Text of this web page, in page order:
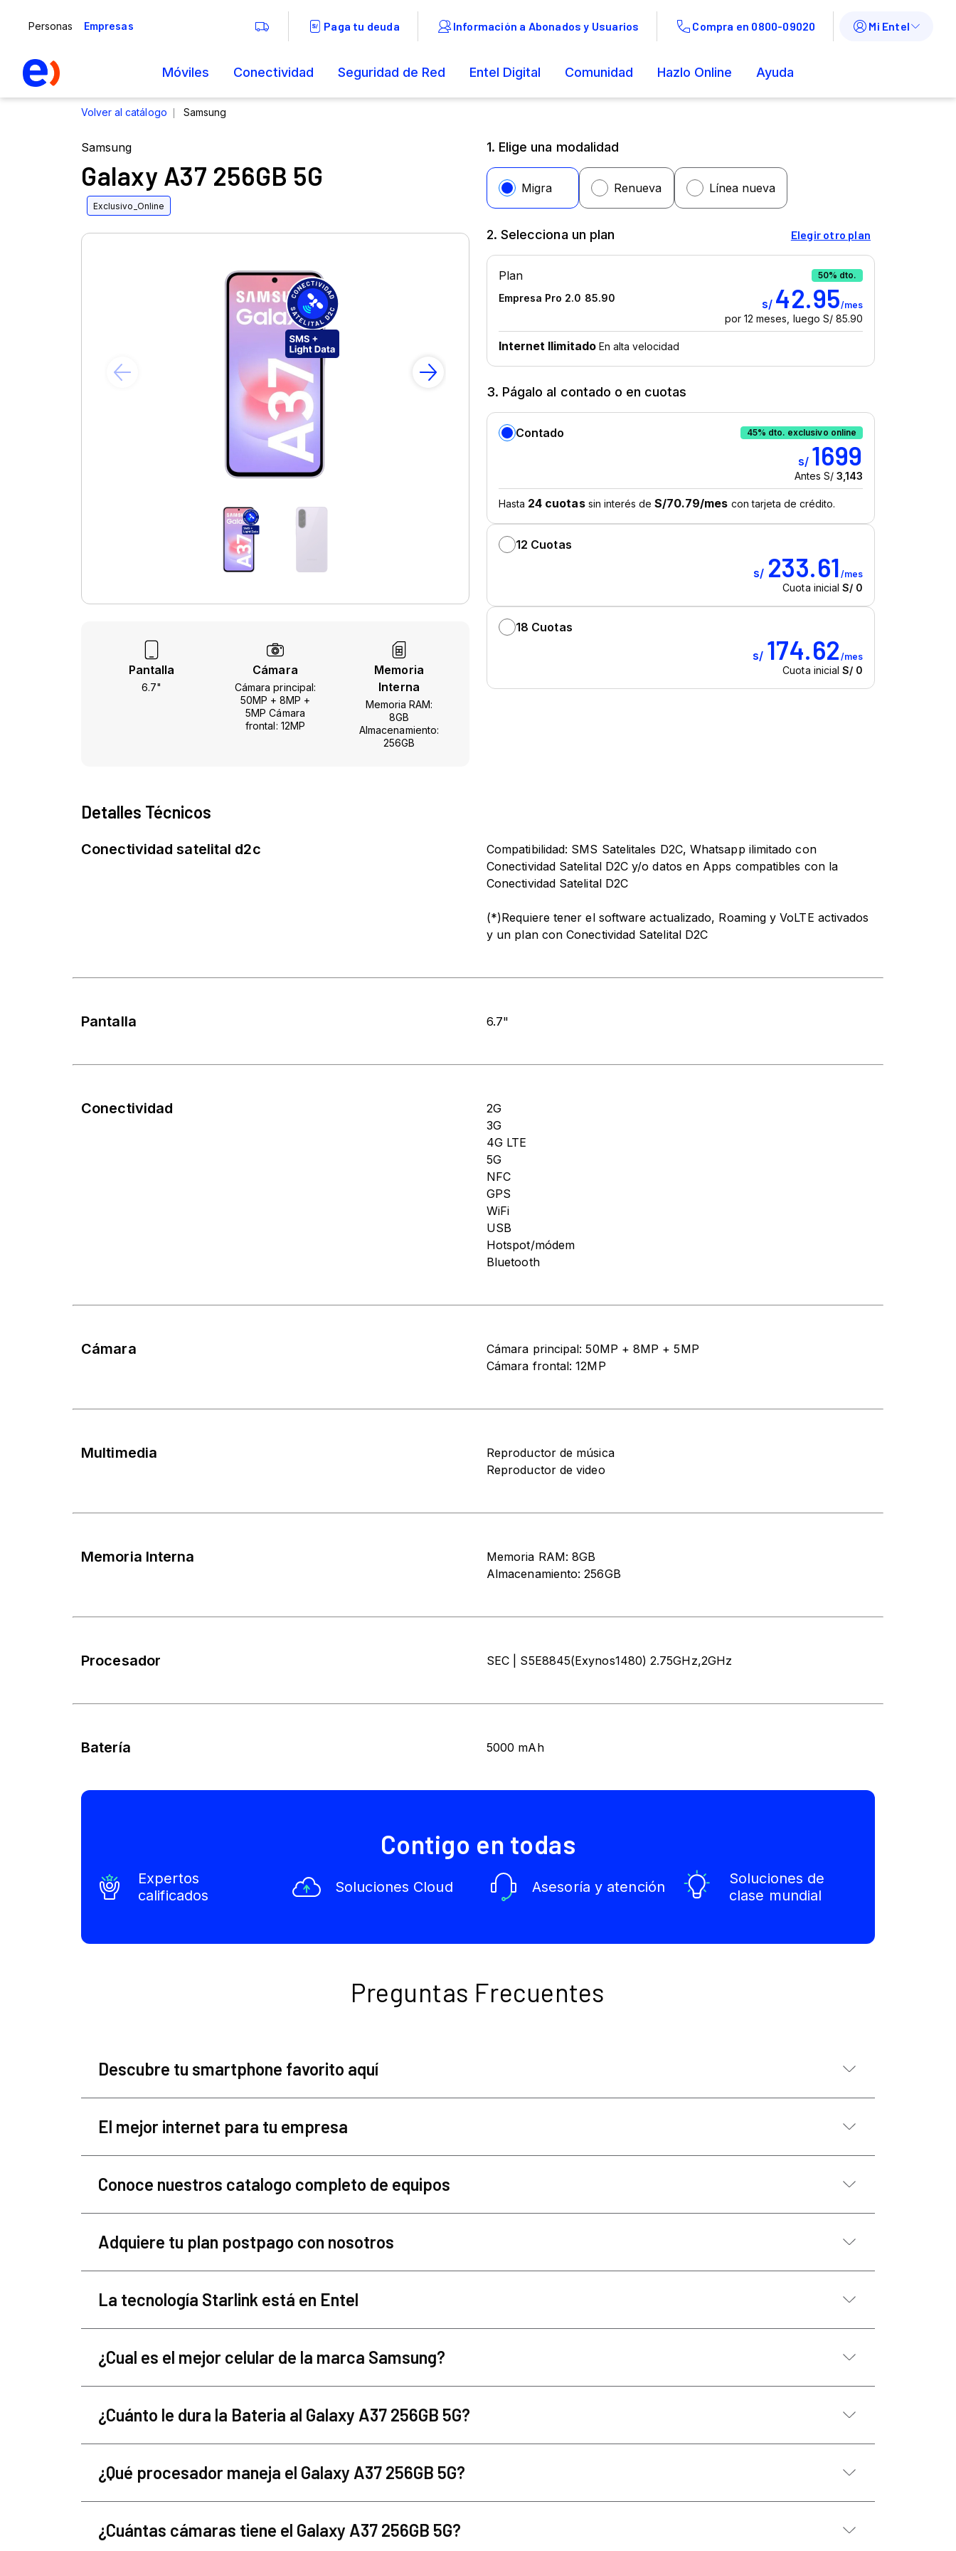
Samsung
Galaxy A37 256GB 5G
Pantalla
6.7"
Cámara
Cámara principal:
50MP + 8MP +
5MP Cámara
frontal: 12MP
Memoria
Interna
Memoria RAM:
8GB
Almacenamiento:
256GB
1. Elige una modalidad
2. Selecciona un plan
3. Págalo al contado o en cuotas
Detalles Técnicos
Conectividad satelital d2c
Compatibilidad: SMS Satelitales D2C, Whatsapp ilimitado con
Conectividad Satelital D2C y/o datos en Apps compatibles con la
Conectividad Satelital D2C
(*)Requiere tener el software actualizado, Roaming y VoLTE activados
y un plan con Conectividad Satelital D2C
Pantalla 6.7"
Conectividad
2G
3G
4G LTE
5G
NFC
GPS
WiFi
USB
Hotspot/módem
Bluetooth
Cámara
Cámara principal: 50MP + 8MP + 5MP
Cámara frontal: 12MP
Multimedia
Reproductor de música
Reproductor de video
Memoria Interna
Memoria RAM: 8GB
Almacenamiento: 256GB
Procesador SEC | S5E8845(Exynos1480) 2.75GHz,2GHz
Batería 5000 mAh
Contigo en todas
Expertos
calificados
Soluciones Cloud Asesoría y atención
Soluciones de
clase mundial
Preguntas Frecuentes
Descubre tu smartphone favorito aquí
El mejor internet para tu empresa
Conoce nuestros catalogo completo de equipos
Adquiere tu plan postpago con nosotros
La tecnología Starlink está en Entel
¿Cual es el mejor celular de la marca Samsung?
¿Cuánto le dura la Bateria al Galaxy A37 256GB 5G?
¿Qué procesador maneja el Galaxy A37 256GB 5G?
¿Cuántas cámaras tiene el Galaxy A37 256GB 5G?